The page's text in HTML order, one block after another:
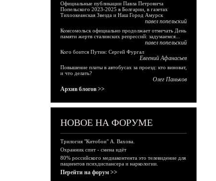
Официальные публикации Павла Петровича
Попельского 2023-2025 в Болгарии, в газетах
Тихоокеанская Звезда и Наш Город Амурск
павел попельский
Комсомольск официально продолжает отмечать День
памяти жертв сталинских репрессий: задумаемся...
павел попельский
Кого боится Путин: Сергей Фургал
Евгений Афанасьев
Повышение платы в автобусах за проезд: кто виноват,
и что делать?
Олег Паньков
Архив блогов >>
НОВОЕ НА ФОРУМЕ
Трилогия "Китобои" А. Вахова.
Охранник спит - смена идёт
80% российского медиаконтента это телевидение для
пациентов психдиспансера и наркологии.
Перейти на форум >>